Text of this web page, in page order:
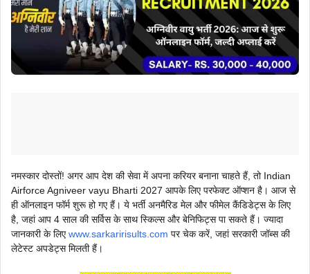
नमस्कार दोस्तों! अगर आप देश की सेवा में अपना करियर बनाना चाहते हैं, तो Indian
Airforce Agniveer vayu Bharti 2027 आपके लिए परफेक्ट ऑप्शन है। आज से
ही ऑनलाइन फॉर्म शुरू हो गए हैं। ये भर्ती अनमैरिड मेल और फीमेल कैंडिडेट्स के लिए
है, जहां आप 4 साल की सर्विस के साथ स्किल्स और बेनिफिट्स पा सकते हैं। ज्यादा
जानकारी के लिएwww.sarkaririsults.com पर चेक करें, जहां सरकारी जॉब्स की
लेटेस्ट अपडेट्स मिलती हैं।